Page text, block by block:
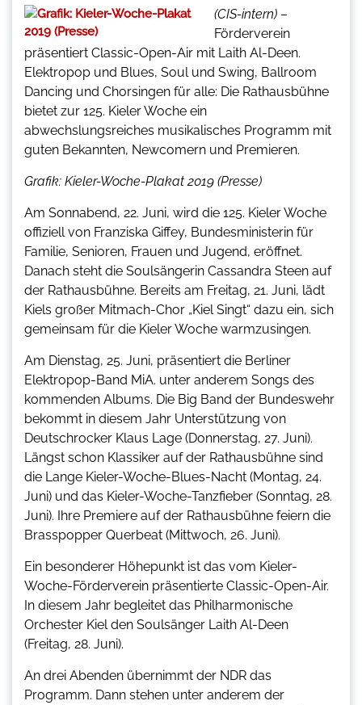
(CIS-intern)–
Förderverein
präsentiert Classic-Open-Air mit Laith Al-Deen.
Elektropop und Blues, Soul und Swing, Ballroom
Dancing und Chorsingen für alle: Die Rathausbühne
bietet zur 125. Kieler Woche ein
abwechslungsreiches musikalisches Programm mit
guten Bekannten, Newcomern und Premieren.
Grafik: Kieler-Woche-Plakat 2019 (Presse)
Am Sonnabend, 22. Juni, wird die 125. Kieler Woche
offiziell von Franziska Giffey, Bundesministerin für
Familie, Senioren, Frauen und Jugend, eröffnet.
Danach steht die Soulsängerin Cassandra Steen auf
der Rathausbühne. Bereits am Freitag, 21. Juni, lädt
Kiels großer Mitmach-Chor „Kiel Singt“ dazu ein, sich
gemeinsam für die Kieler Woche warmzusingen.
Am Dienstag, 25. Juni, präsentiert die Berliner
Elektropop-Band MiA. unter anderem Songs des
kommenden Albums. Die Big Band der Bundeswehr
bekommt in diesem Jahr Unterstützung von
Deutschrocker Klaus Lage (Donnerstag, 27. Juni).
Längst schon Klassiker auf der Rathausbühne sind
die Lange Kieler-Woche-Blues-Nacht (Montag, 24.
Juni) und das Kieler-Woche-Tanzfieber (Sonntag, 28.
Juni). Ihre Premiere auf der Rathausbühne feiern die
Brasspopper Querbeat (Mittwoch, 26. Juni).
Ein besonderer Höhepunkt ist das vom Kieler-
Woche-Förderverein präsentierte Classic-Open-Air.
In diesem Jahr begleitet das Philharmonische
Orchester Kiel den Soulsänger Laith Al-Deen
(Freitag, 28. Juni).
An drei Abenden übernimmt der NDR das
Programm. Dann stehen unter anderem der